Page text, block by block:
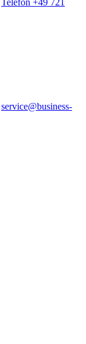
Telefon +49 721
service@business-